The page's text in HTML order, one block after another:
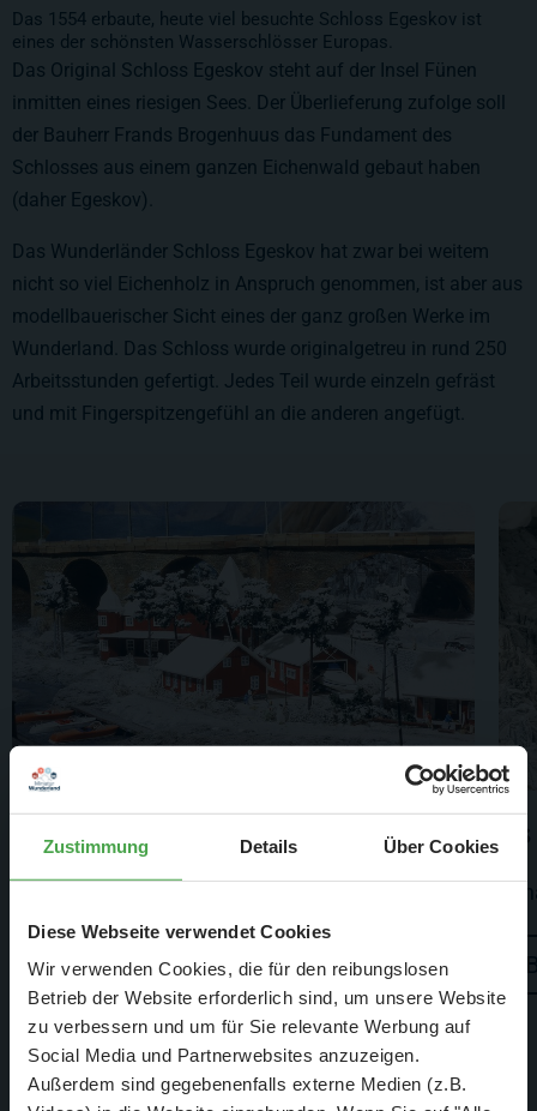
Zustimmung Details Über Cookies
Diese Webseite verwendet Cookies
Wir verwenden Cookies, die für den reibungslosen
Betrieb der Website erforderlich sind, um unsere Website
zu verbessern und um für Sie relevante Werbung auf
Social Media und Partnerwebsites anzuzeigen.
Außerdem sind gegebenenfalls externe Medien (z.B.
Das 1554 erbaute, heute viel besuchte Schloss Egeskov ist
eines der schönsten Wasserschlösser Europas.
Das Original Schloss Egeskov steht auf der Insel Fünen
inmitten eines riesigen Sees. Der Überlieferung zufolge soll
der Bauherr Frands Brogenhuus das Fundament des
Schlosses aus einem ganzen Eichenwald gebaut haben
(daher Egeskov).
Das Wunderländer Schloss Egeskov hat zwar bei weitem
nicht so viel Eichenholz in Anspruch genommen, ist aber aus
modellbauerischer Sicht eines der ganz großen Werke im
Wunderland. Das Schloss wurde originalgetreu in rund 250
Arbeitsstunden gefertigt. Jedes Teil wurde einzeln gefräst
und mit Fingerspitzengefühl an die anderen angefügt.
Skandinavien
Besuchen